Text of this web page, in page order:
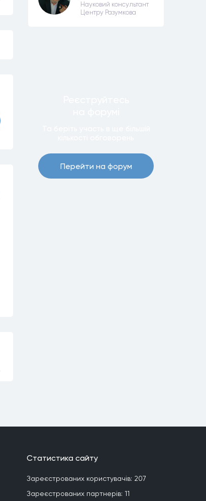
Науковий консультант
Центру Разумкова
Перейти на форум
Статистика сайту
Зареєстрованих користувачiв: 207
Зареєстрованих партнерiв: 11